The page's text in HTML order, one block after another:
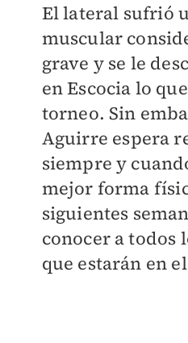
El lateral sufrió
muscular
grave y se le
en Escocia lo
torneo. Sin
Aguirre espera
siempre y
mejor forma
siguientes
conocer a todos
que estarán en